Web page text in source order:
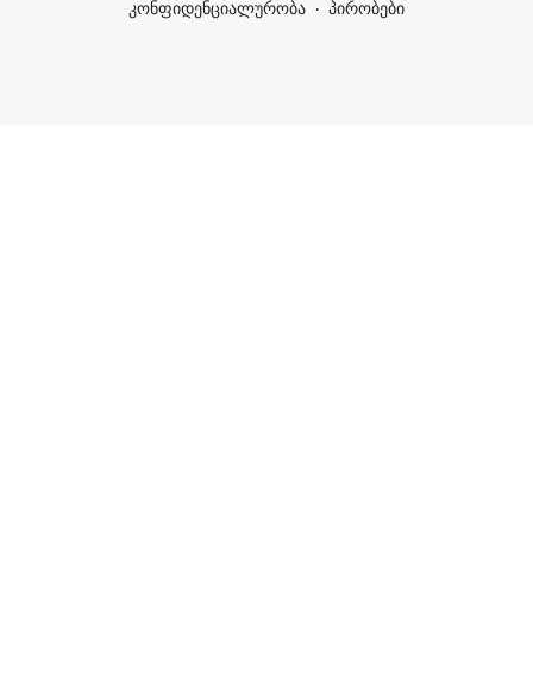
კონფიდენციალურობა
პირობები